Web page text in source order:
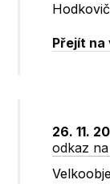
Přejít
26. 11.
odkaz